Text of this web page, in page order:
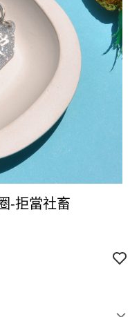
-拒當社畜